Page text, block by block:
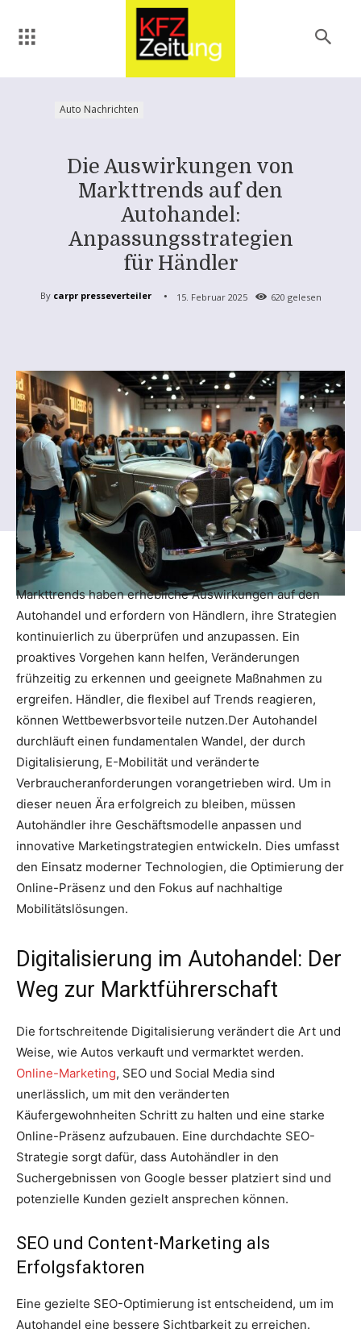
Auto Nachrichten
Die Auswirkungen von
Markttrends auf den
Autohandel:
Anpassungsstrategien
für Händler
By carpr presseverteiler 15. Februar 2025 620 gelesen
Markttrends haben erhebliche Auswirkungen auf den
Autohandel und erfordern von Händlern, ihre Strategien
kontinuierlich zu überprüfen und anzupassen. Ein
proaktives Vorgehen kann helfen, Veränderungen
frühzeitig zu erkennen und geeignete Maßnahmen zu
ergreifen. Händler, die flexibel auf Trends reagieren,
können Wettbewerbsvorteile nutzen.Der Autohandel
durchläuft einen fundamentalen Wandel, der durch
Digitalisierung, E-Mobilität und veränderte
Verbraucheranforderungen vorangetrieben wird. Um in
dieser neuen Ära erfolgreich zu bleiben, müssen
Autohändler ihre Geschäftsmodelle anpassen und
innovative Marketingstrategien entwickeln. Dies umfasst
den Einsatz moderner Technologien, die Optimierung der
Online-Präsenz und den Fokus auf nachhaltige
Mobilitätslösungen.
Digitalisierung im Autohandel: Der
Weg zur Marktführerschaft
Die fortschreitende Digitalisierung verändert die Art und
Weise, wie Autos verkauft und vermarktet werden.
Online-Marketing, SEO und Social Media sind
unerlässlich, um mit den veränderten
Käufergewohnheiten Schritt zu halten und eine starke
Online-Präsenz aufzubauen. Eine durchdachte SEO-
Strategie sorgt dafür, dass Autohändler in den
Suchergebnissen von Google besser platziert sind und
potenzielle Kunden gezielt ansprechen können.
SEO und Content-Marketing als
Erfolgsfaktoren
Eine gezielte SEO-Optimierung ist entscheidend, um im
Autohandel eine bessere Sichtbarkeit zu erreichen.